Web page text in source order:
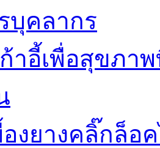
บุคลากร
ก้าอี้เพื่อสุขภา
องยางคลิ๊กล็อ